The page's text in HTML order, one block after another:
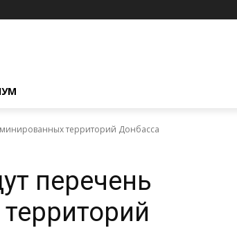
территорий Донбасса
перечень